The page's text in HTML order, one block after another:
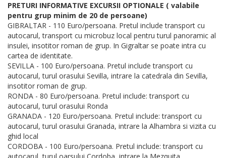
PRETURI INFORMATIVE EXCURSII OPTIONALE ( valabile
pentru grup minim de 20 de persoane)
GIBRALTAR - 110 Euro/persoana. Pretul include transport cu
autocarul, transport cu microbuz local pentru turul panoramic al
insulei, insotitor roman de grup. In Gigraltar se poate intra cu
cartea de identitate.
SEVILLA - 100 Euro/persoana. Pretul include transport cu
autocarul, turul orasului Sevilla, intrare la catedrala din Sevilla,
insotitor roman de grup.
RONDA - 80 Euro/persoana. Pretul include: transport cu
autocarul, turul orasului Ronda
GRANADA - 120 Euro/persoana. Pretul include: transport cu
autocarul, turul orasului Granada, intrare la Alhambra si vizita cu
ghid local
CORDOBA - 100 Euro/persoana. Pretul include: transport cu